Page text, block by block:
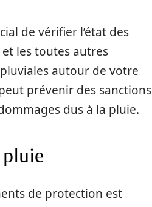
de vérifier l’état des
les toutes autres
autour de votre
prévenir des sanctions
dus à la pluie.
de protection est